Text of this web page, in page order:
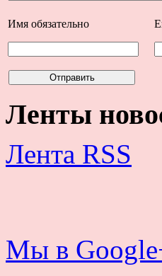
Имя обязательно
Ленты
Лента RSS
Мы в